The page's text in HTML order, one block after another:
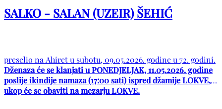
SALKO - SALAN (UZEIR) ŠEHIĆ
preselio na Ahiret u subotu, 09.05.2026. godine u 72. godini.
Dženaza će se klanjati u PONEDJELJAK, 11.05.2026. godine
poslije ikindije namaza (17:00 sati) ispred džamije LOKVE, a
ukop će se obaviti na mezarju LOKVE.